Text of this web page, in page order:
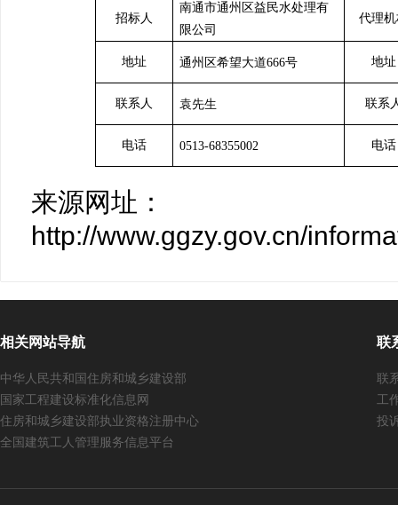
招标人
南通市通州区益民水处理有
限公司
代理机
地址 通州区希望大道666号 地址
联系人 袁先生 联系
电话 0513-68355002 电话
来源网址：
http://www.ggzy.gov.cn/
相关网站导航
中华人民共和国住房和城乡建设部
国家工程建设标准化信息网
住房和城乡建设部执业资格注册中心
全国建筑工人管理服务信息平台
联
联
工
投